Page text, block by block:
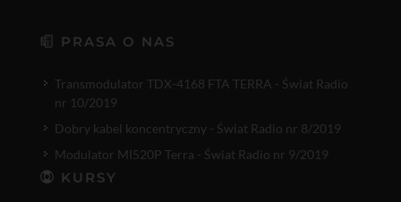
PRASA O NAS
Transmodulator TDX-4168 FTA TERRA - Świat Radio
nr 10/2019
Dobry kabel koncentryczny - Świat Radio nr 8/2019
Modulator MI520P Terra - Świat Radio nr 9/2019
KURSY